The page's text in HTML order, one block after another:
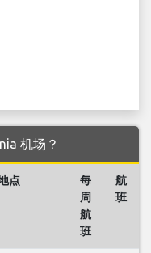
机场？
点
每
周
航
班
航
班